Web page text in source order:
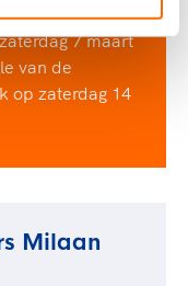
De
7 maart
van de
op zaterdag 14
Milaan